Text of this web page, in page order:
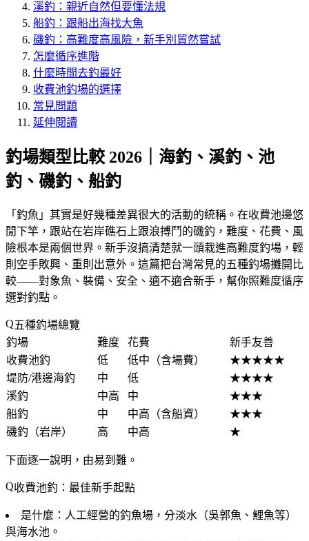
溪釣：親近自然但要懂法規
船釣：跟船出海找大魚
磯釣：高難度高風險，新手別貿然嘗試
怎麼循序進階
什麼時間去釣最好
收費池釣場的選擇
常見問題
延伸閱讀
釣場類型比較 2026｜海釣、溪釣、池
釣、磯釣、船釣
「釣魚」其實是好幾種差異很大的活動的統稱。在收費池邊悠
閒下竿，跟站在岩岸礁石上跟浪搏鬥的磯釣，難度、花費、風
險根本是兩個世界。新手沒搞清楚就一頭栽進高難度釣場，輕
則空手敗興、重則出意外。這篇把台灣常見的五種釣場攤開比
較——對象魚、裝備、安全、適不適合新手，幫你照難度循序
選對釣點。
五種釣場總覽
釣場
難度 花費
新手友善
收費池釣
低 低中（含場費）
★★★★★
堤防/港邊海釣
中 低
★★★★
溪釣
中高 中
★★★
船釣
中 中高（含船資）
★★★
磯釣（岩岸）
高 中高 ★
下面逐一說明，由易到難。
收費池釣：最佳新手起點
是什麼 ：人工經營的釣魚場，分淡水（吳郭魚、鯉魚等）
與海水池。